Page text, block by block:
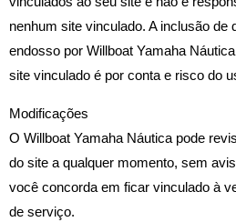
nenhum site vinculado. A inclusão de
endosso por Willboat Yamaha
site vinculado é por conta e risco do
Modificações
O Willboat Yamaha Náutica pode
do site a qualquer momento, sem
você concorda em ficar vinculado à
de serviço.